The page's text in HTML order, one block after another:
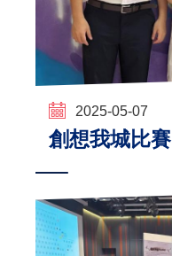
2025-05-07
創想我城比賽